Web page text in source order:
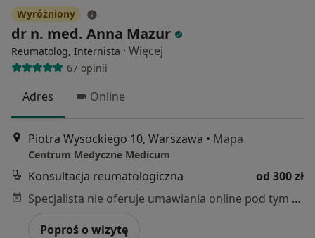
Wyróżniony
dr n. med. Anna Mazur
Reumatolog, Internista · Więcej
67 opinii
Adres Online
Piotra Wysockiego 10, Warszawa • Mapa
Centrum Medyczne Medicum
Konsultacja reumatologiczna
od 300 zł
Specjalista nie oferuje umawiania online pod tym adresem.
Poproś o wizytę